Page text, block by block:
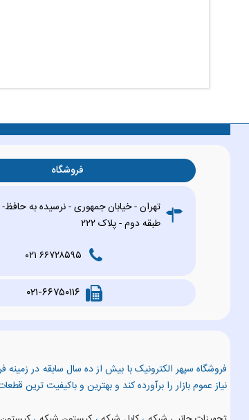
فروشگاه
تهران - خیابان جمهوری - نرسیده به حافظ-
طبقه دوم - پلاک ۲۲۲
۶۶۷۲۸۵۹۵ ۰۲۱
۰۲۱-۶۶۷۵۰۱۱۶
فروشگاه سپهر الکترونیک با بیش از ده سال سابقه در
نیاز عموم بازار را برآورده کند و بهترین و باکیفیت ترین